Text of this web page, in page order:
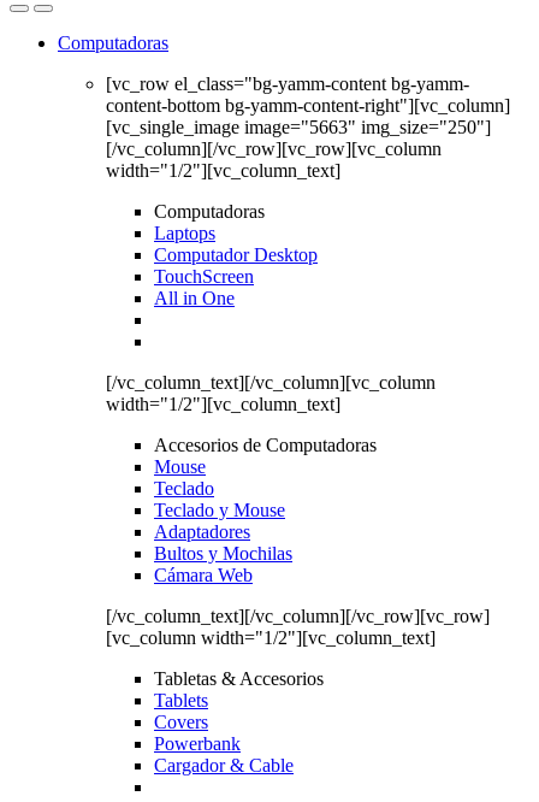
Computadoras
[vc_row el_class="bg-yamm-content bg-yamm-
content-bottom bg-yamm-content-right"][vc_column]
[vc_single_image image="5663" img_size="250"]
[/vc_column][/vc_row][vc_row][vc_column
width="1/2"][vc_column_text]
Computadoras
Laptops
Computador Desktop
TouchScreen
All in One
[/vc_column_text][/vc_column][vc_column
width="1/2"][vc_column_text]
Accesorios de Computadoras
Mouse
Teclado
Teclado y Mouse
Adaptadores
Bultos y Mochilas
Cámara Web
[/vc_column_text][/vc_column][/vc_row][vc_row]
[vc_column width="1/2"][vc_column_text]
Tabletas & Accesorios
Tablets
Covers
Powerbank
Cargador & Cable